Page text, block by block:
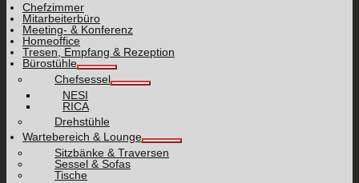
Chefzimmer
Mitarbeiterbüro
Meeting- & Konferenz
Homeoffice
Tresen, Empfang & Rezeption
Bürostühle
Chefsessel
NESI
RICA
Drehstühle
Wartebereich & Lounge
Sitzbänke & Traversen
Sessel & Sofas
Tische